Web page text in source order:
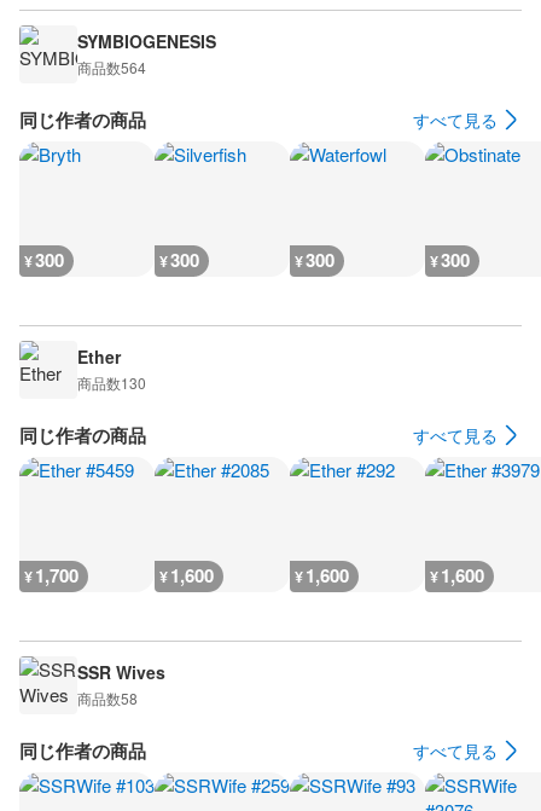
SYMBIOGENESIS
商品数564
同じ作者の商品 すべて見る
¥300 ¥300 ¥300 ¥300
Ether
商品数130
同じ作者の商品 すべて見る
¥1,700 ¥1,600 ¥1,600 ¥1,600
SSR Wives
商品数58
同じ作者の商品 すべて見る